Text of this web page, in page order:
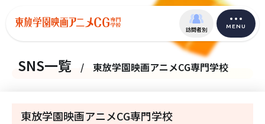
訪問者別 MENU
SNS一覧 / 東放学園映画アニメCG専門学校
東放学園映画アニメCG専門学校